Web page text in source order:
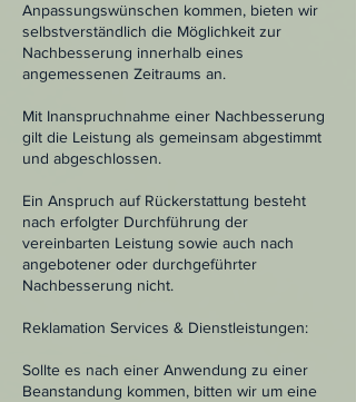
Anpassungswünschen kommen, bieten wir
selbstverständlich die Möglichkeit zur
Nachbesserung innerhalb eines
angemessenen Zeitraums an.
Mit Inanspruchnahme einer Nachbesserung
gilt die Leistung als gemeinsam abgestimmt
und abgeschlossen.
Ein Anspruch auf Rückerstattung besteht
nach erfolgter Durchführung der
vereinbarten Leistung sowie auch nach
angebotener oder durchgeführter
Nachbesserung nicht.
Reklamation Services & Dienstleistungen:
Sollte es nach einer Anwendung zu einer
Beanstandung kommen, bitten wir um eine